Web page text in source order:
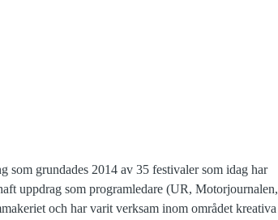
som grundades 2014 av 35 festivaler som idag har
uppdrag som programledare (UR, Motorjournalen,
och har varit verksam inom området kreativa